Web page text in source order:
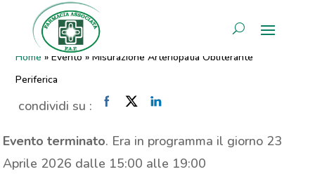
AREA RISERVATA
Misurazione Arteriopatia
Obliterante Periferica
Home »Evento »Misurazione Arteriopatia Obliterante
Periferica
condividi su :
Evento terminato. Era in programma il giorno 23
Aprile 2026 dalle 15:00 alle 19:00